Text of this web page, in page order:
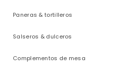
Paneras & tortilleros
Salseros & dulceros
Complementos de mesa